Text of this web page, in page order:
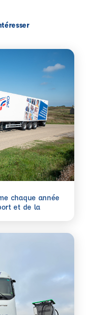
chaque année
et de la